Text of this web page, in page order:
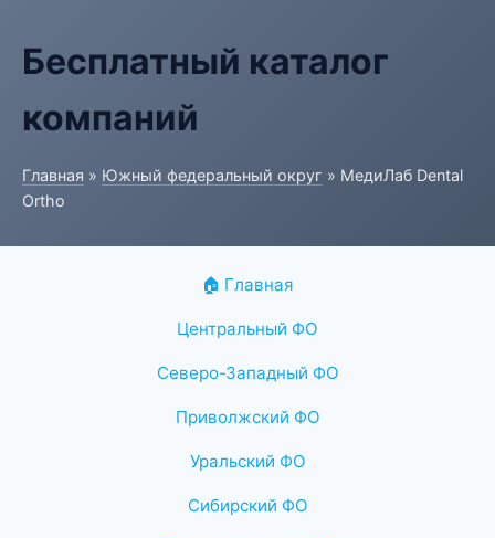
Бесплатный каталог
компаний
Главная » Южный федеральный округ » МедиЛаб Dental
Ortho
🏠 Главная
Центральный ФО
Северо-Западный ФО
Приволжский ФО
Уральский ФО
Сибирский ФО